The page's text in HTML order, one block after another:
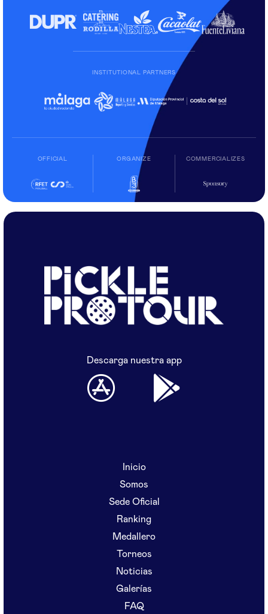
INSTITUTIONAL PARTNERS
OFFICIAL ORGANIZE COMMERCIALIZES
Descarga nuestra app
Inicio
Somos
Sede Oficial
Ranking
Medallero
Torneos
Noticias
Galerías
FAQ